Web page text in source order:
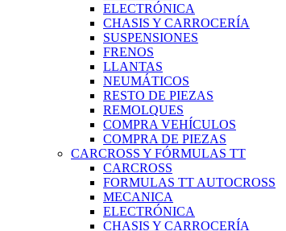
ELECTRÓNICA
CHASIS Y CARROCERÍA
SUSPENSIONES
FRENOS
LLANTAS
NEUMÁTICOS
RESTO DE PIEZAS
REMOLQUES
COMPRA VEHÍCULOS
COMPRA DE PIEZAS
CARCROSS Y FÓRMULAS TT
CARCROSS
FORMULAS TT AUTOCROSS
MECANICA
ELECTRÓNICA
CHASIS Y CARROCERÍA